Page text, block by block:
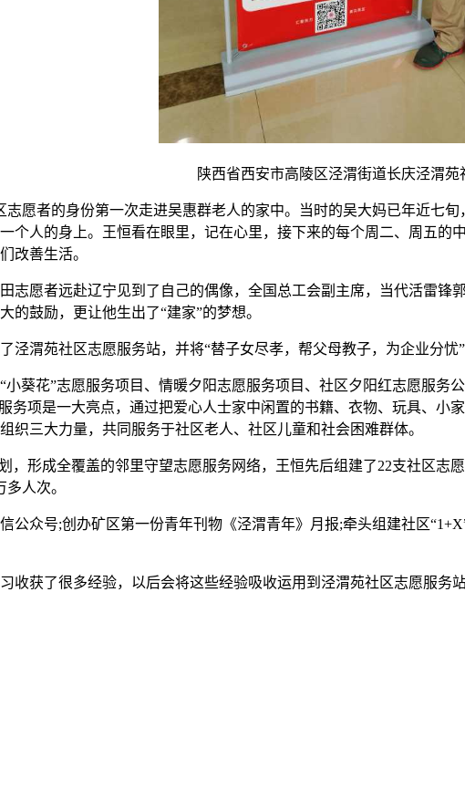
陕西省西安市高陵区泾渭街道长庆泾渭苑
者的身份第一次走进吴惠群老人的家中。当时的吴大妈已年近七
个人的身上。王恒看在眼里，记在心里，接下来的每个周二、周五
改善生活。
愿者远赴辽宁见到了自己的偶像，全国总工会副主席，当代活雷锋
的鼓励，更让他生出了“建家”的梦想。
渭苑社区志愿服务站，并将“替子女尽孝，帮父母教子，为企业分忧
花”志愿服务项目、情暖夕阳志愿服务项目、社区夕阳红志愿服务
务项是一大亮点，通过把爱心人士家中闲置的书籍、衣物、玩具、
织三大力量，共同服务于社区老人、社区儿童和社会困难群体。
形成全覆盖的邻里守望志愿服务网络，王恒先后组建了22支社区志
人次。
众号;创办矿区第一份青年刊物《泾渭青年》月报;牵头组建社区
获了很多经验，以后会将这些经验吸收运用到泾渭苑社区志愿服务